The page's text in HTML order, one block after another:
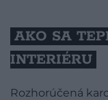
AKO SA
INTERIÉRU
Rozhorúčená